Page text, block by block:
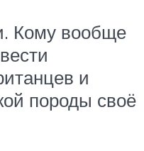
Кому вообще
и
породы своё